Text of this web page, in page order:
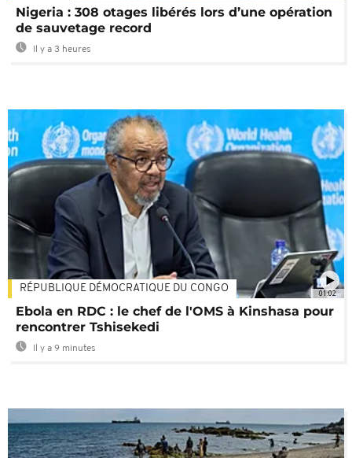
Nigeria : 308 otages libérés lors d’une opération
de sauvetage record
Il y a 3 heures
01:02
RÉPUBLIQUE DÉMOCRATIQUE DU CONGO
Ebola en RDC : le chef de l'OMS à Kinshasa pour
rencontrer Tshisekedi
Il y a 9 minutes